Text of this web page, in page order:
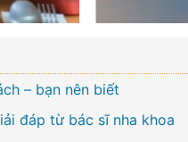
– bạn nên biết
đáp từ bác sĩ nha khoa